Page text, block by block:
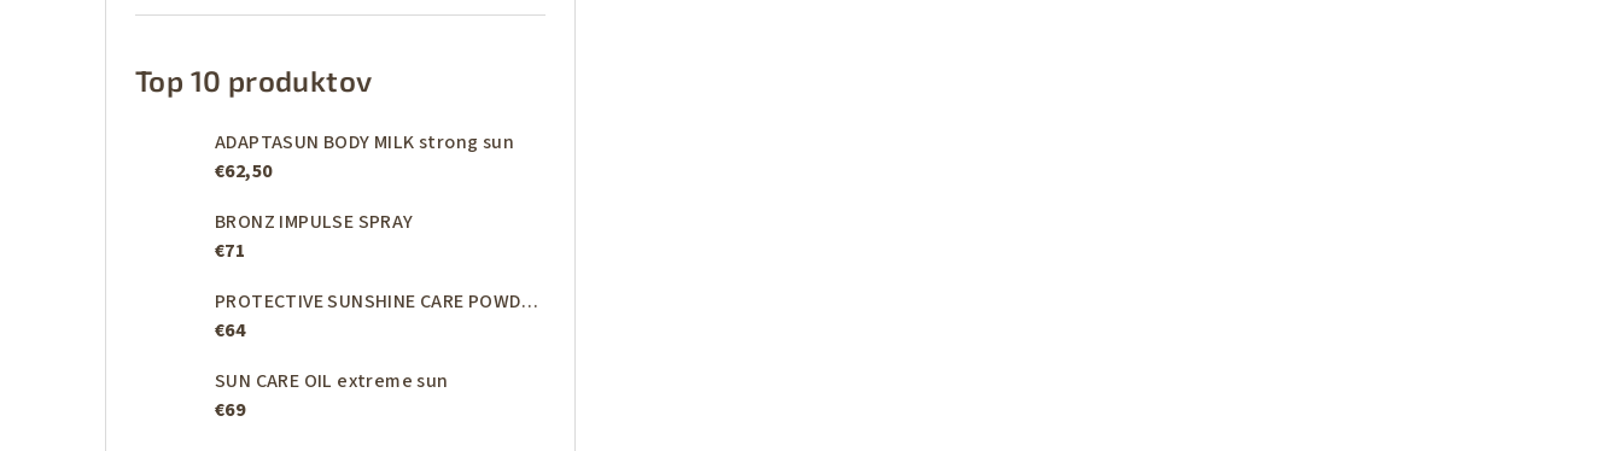
Top 10 produktov
ADAPTASUN BODY MILK strong sun
€62,50
BRONZ IMPULSE SPRAY
€71
PROTECTIVE SUNSHINE CARE POWDER moderate sun
€64
SUN CARE OIL extreme sun
€69